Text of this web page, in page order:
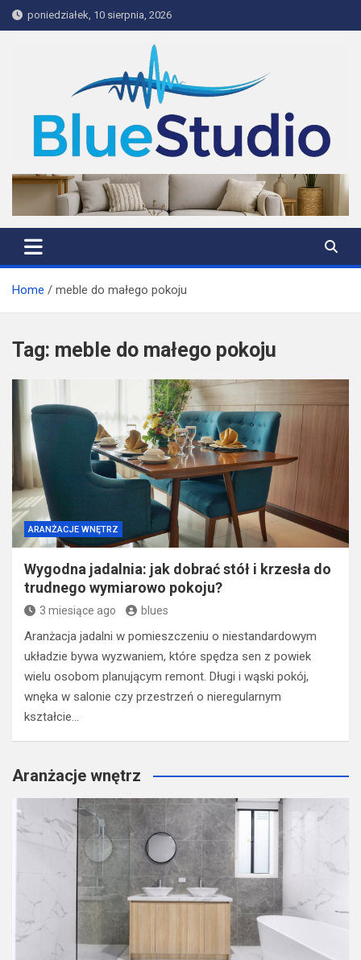
Skip
to
poniedziałek, 10 sierpnia, 2026
BlueStudio
Home meble do małego pokoju
Tag: meble do małego pokoju
ARANŻACJE WNĘTRZ
Wygodna jadalnia: jak dobrać stół i krzesła do
trudnego wymiarowo pokoju?
3 miesiące ago blues
Aranżacja jadalni w pomieszczeniu o niestandardowym
układzie bywa wyzwaniem, które spędza sen z powiek
wielu osobom planującym remont. Długi i wąski pokój,
wnęka w salonie czy przestrzeń o nieregularnym
kształcie…
Aranżacje wnętrz